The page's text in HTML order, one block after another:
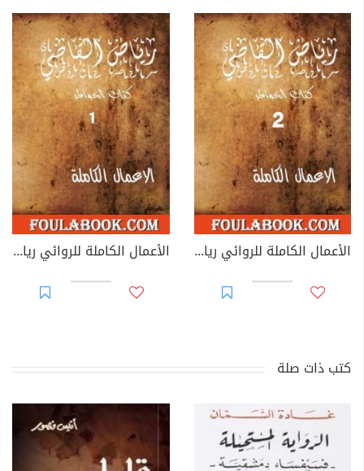
الأعمال الكاملة للروائي رياض القاضي - الجزء الثاني الأعمال الكاملة للروائي رياض القاضي - الجزء الأول
كتب ذات صلة